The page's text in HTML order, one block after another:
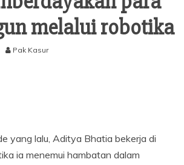
melalui robotika
Pak Kasur
yang lalu, Aditya Bhatia bekerja di
ia menemui hambatan dalam